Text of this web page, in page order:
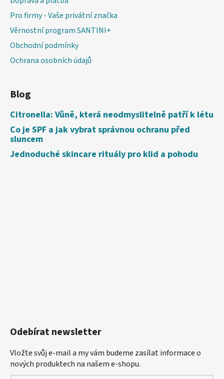
Pro firmy - Vaše privátní značka
Věrnostní program SANTINI+
Obchodní podmínky
Ochrana osobních údajů
Blog
Citronella: Vůně, která neodmyslitelně patří k létu
Co je SPF a jak vybrat správnou ochranu před
sluncem
Jednoduché skincare rituály pro klid a pohodu
Odebírat newsletter
Vložte svůj e-mail a my vám budeme zasílat informace o
nových produktech na našem e-shopu.